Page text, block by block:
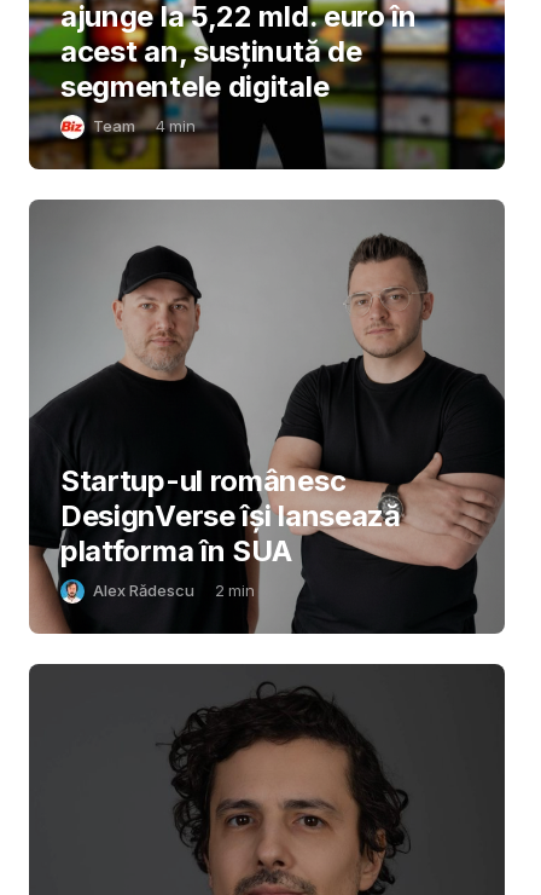
ajunge la 5,22 mld. euro în
acest an, susținută de
segmentele digitale
Team 4min
Startup-ul românesc
DesignVerse își lansează
platforma în SUA
Alex Rădescu 2 min